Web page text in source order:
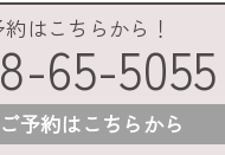
はこちらから！
65-5055
予約はこちらから